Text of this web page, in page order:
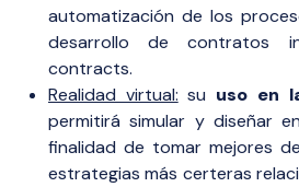
automatización de los
desarrollo de contratos
contracts.
Realidad virtual: su uso en
permitirá simular y diseñar
finalidad de tomar mejores
estrategias más certeras